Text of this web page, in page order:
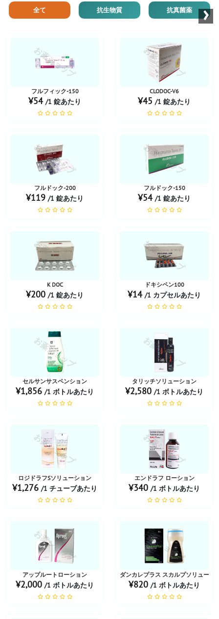
全て 抗生物質 抗真菌薬 ›
お薬ショップ
フルフィック-150
¥54 /1 錠あたり
お薬ショップ
CLODOC-V6
¥45 /1 錠あたり
お薬ショップ
フルドック-200
¥119 /1 錠あたり
お薬ショップ
フルドック-150
¥54 /1 錠あたり
お薬ショップ
K DOC
¥200 /1 錠あたり
お薬ショップ
ドキシペン100
¥14 /1 カプセルあたり
お薬ショップ
セルサンサスペンション
¥1,856 /1 ボトルあたり
お薬ショップ
タリッチソリューション
¥2,580 /1 ボトルあたり
お薬ショップ
ロジドラフSソリューション
¥1,276 /1 チューブあたり
お薬ショップ
エンドラフ ローション
¥340 /1 ボトルあたり
お薬ショップ
アップルートローション
¥2,000 /1 ボトルあたり
お薬ショップ
ダンカレプラス スカルプソリューシ
¥820 /1 ボトルあたり